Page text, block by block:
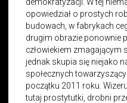
opowiedział o prostych
budowach, w fabrykach
drugim obrazie ponownie
człowiekiem zmagającym
jednak skupia się niejako
społecznych
początku 2011 roku.
tutaj prostytutki, drobni